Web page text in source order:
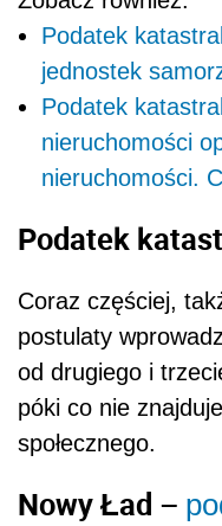
Podatek
jednostek
Podatek
nieruchomości
nieruchomości.
Podatek
Coraz częściej,
postulaty
od drugiego i
póki co nie
społecznego.
Nowy Ład –